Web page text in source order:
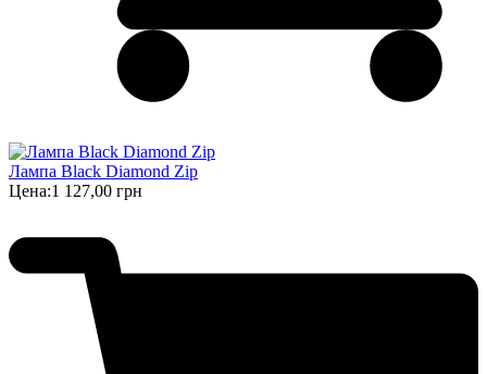
Лампа Black Diamond Zip
Цена:1 127,00 грн